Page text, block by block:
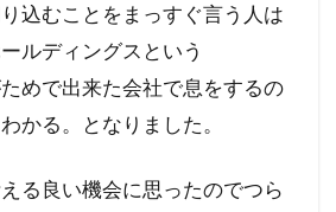
込むことをまっすぐ言う人は
ルディングスという
めで出来た会社で息をするの
かる。となりました。
る良い機会に思ったのでつら